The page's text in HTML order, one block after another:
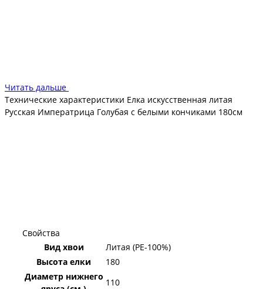
Читать дальше
Технические характеристики Елка искусственная литая
Русская Императрица Голубая с белыми кончиками 180см
Свойства
Вид хвои
Литая (PE-100%)
Высота елки
180
Диаметр нижнего
110